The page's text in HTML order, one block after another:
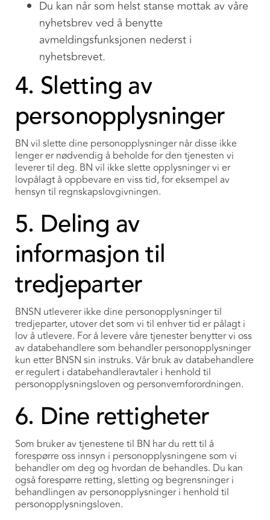
Du kan når som helst stanse mottak av våre
nyhetsbrev ved å benytte
avmeldingsfunksjonen nederst i
nyhetsbrevet.
4. Sletting av
personopplysninger
BN vil slette dine personopplysninger når disse ikke
lenger er nødvendig å beholde for den tjenesten vi
leverer til deg. BN vil ikke slette opplysninger vi er
lovpålagt å oppbevare en viss tid, for eksempel av
hensyn til regnskapslovgivningen.
5. Deling av
informasjon til
tredjeparter
BNSN utleverer ikke dine personopplysninger til
tredjeparter, utover det som vi til enhver tid er pålagt i
lov å utlevere. For å levere våre tjenester benytter vi oss
av databehandlere som behandler personopplysninger
kun etter BNSN sin instruks. Vår bruk av databehandlere
er regulert i databehandleravtaler i henhold til
personopplysningsloven og personvernforordningen.
6. Dine rettigheter
Som bruker av tjenestene til BN har du rett til å
forespørre oss innsyn i personopplysningene som vi
behandler om deg og hvordan de behandles. Du kan
også forespørre retting, sletting og begrensninger i
behandlingen av personopplysninger i henhold til
personopplysningsloven.